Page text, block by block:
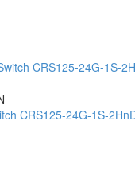
CRS125-24G-1S-